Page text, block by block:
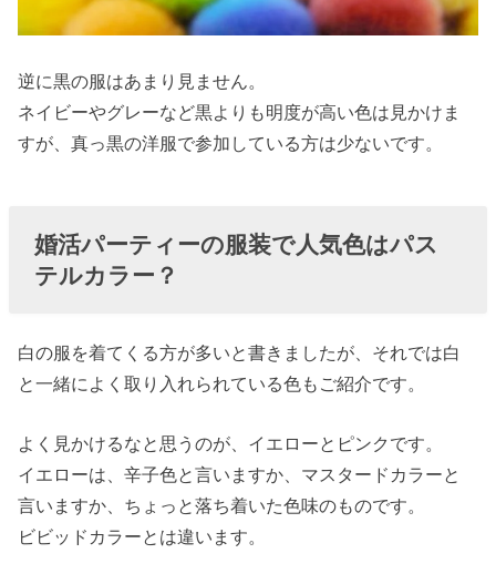
逆に黒の服はあまり見ません。
ネイビーやグレーなど黒よりも明度が高い色は見かけま
すが、真っ黒の洋服で参加している方は少ないです。
婚活パーティーの服装で人気色はパス
テルカラー？
白の服を着てくる方が多いと書きましたが、それでは白
と一緒によく取り入れられている色もご紹介です。
よく見かけるなと思うのが、イエローとピンクです。
イエローは、辛子色と言いますか、マスタードカラーと
言いますか、ちょっと落ち着いた色味のものです。
ビビッドカラーとは違います。